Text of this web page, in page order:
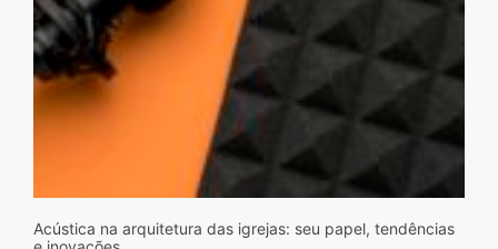
Acústica na arquitetura das igrejas: seu papel, tendências